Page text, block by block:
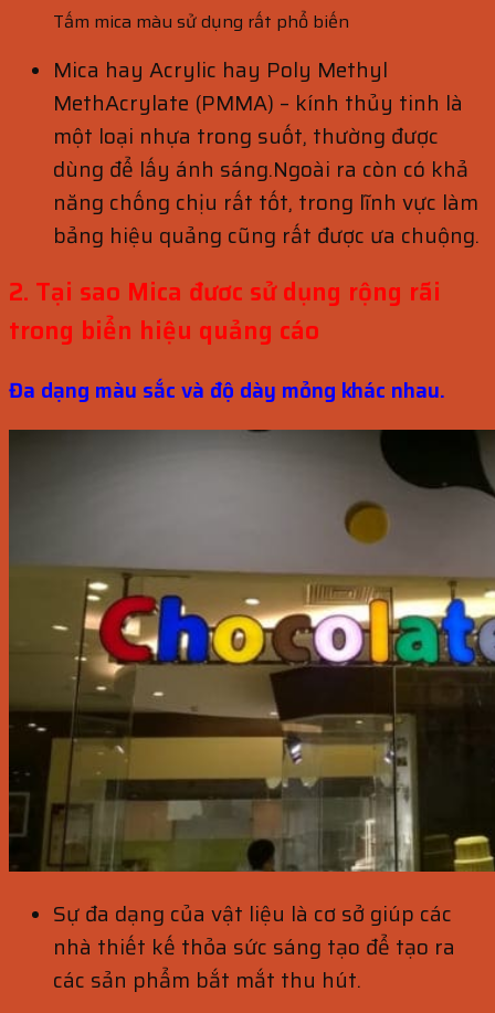
Tấm mica màu sử dụng rất phổ biến
Mica hay Acrylic hay Poly Methyl
MethAcrylate (PMMA) – kính thủy tinh là
một loại nhựa trong suốt, thường được
dùng để lấy ánh sáng.Ngoài ra còn có khả
năng chống chịu rất tốt, trong lĩnh vực làm
bảng hiệu quảng cũng rất được ưa chuộng.
2. Tại sao Mica đươc sử dụng rộng rãi
trong biển hiệu quảng cáo
Đa dạng màu sắc và độ dày mỏng khác nhau.
Sự đa dạng của vật liệu là cơ sở giúp các
nhà thiết kế thỏa sức sáng tạo để tạo ra
các sản phẩm bắt mắt thu hút.